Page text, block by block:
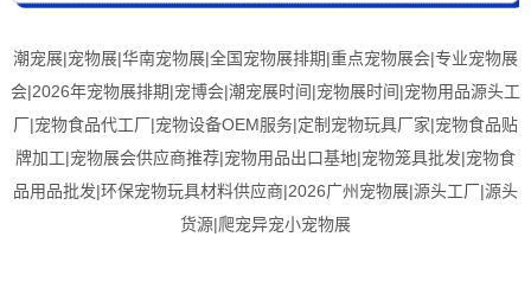
潮宠展|宠物展|华南宠物展|全国宠物展排期|重点宠物展会|专业宠物展
会|2026年宠物展排期|宠博会|潮宠展时间|宠物展时间|宠物用品源头工
厂|宠物食品代工厂|宠物设备OEM服务|定制宠物玩具厂家|宠物食品贴
牌加工|宠物展会供应商推荐|宠物用品出口基地|宠物笼具批发|宠物食
品用品批发|环保宠物玩具材料供应商|2026广州宠物展|源头工厂|源头
货源|爬宠异宠小宠物展